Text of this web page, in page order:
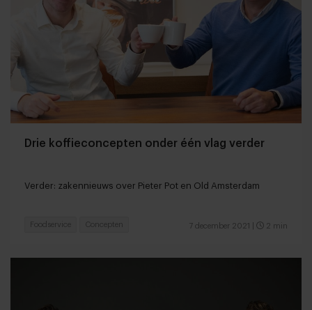
Drie koffieconcepten onder één vlag verder
Verder: zakennieuws over Pieter Pot en Old Amsterdam
7 december 2021 2 min
Foodservice Concepten